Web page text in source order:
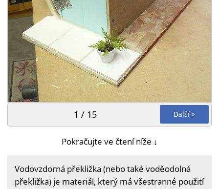
Další »
1 / 15
Pokračujte ve čtení níže ↓
Vodovzdorná překližka (nebo také voděodolná
překližka) je materiál, který má všestranné použití